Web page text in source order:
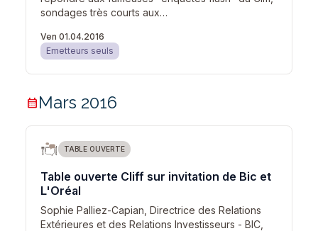
sondages très courts aux…
Ven 01.04.2016
Emetteurs seuls
calendar_monthMars 2016
TABLE OUVERTE
Table ouverte Cliff sur invitation de Bic et
L'Oréal
Sophie Palliez-Capian, Directrice des Relations
Extérieures et des Relations Investisseurs - BIC,